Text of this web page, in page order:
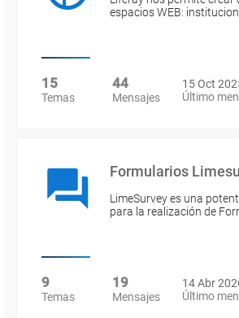
espacios WEB:
15
Temas
44
Mensajes
15 Oct
Último
Formularios
LimeSurvey es una
para la realización de
9
Temas
19
Mensajes
14 Abr
Último